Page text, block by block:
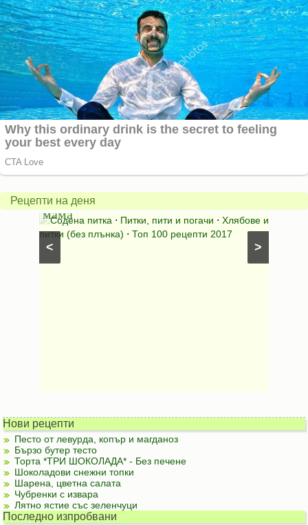
Рецепти на деня
>
<
Содената
питка
на
мама
Содена питка ⋅ Питки, пити и погачи ⋅ Хлябове и
питки (без плънка) ⋅ Топ 100 рецепти 2017
Пай
със
Нови рецепти
Песто от левурда, копър и магданоз
Бързо бутер тесто
Торта *ТРИ ШОКОЛАДА* - Без печене
Шоколадови снежни топки
Шарена, цветна салата
Чубренки с извара
Лятно ястие със зеленчуци
Последно изпробвани